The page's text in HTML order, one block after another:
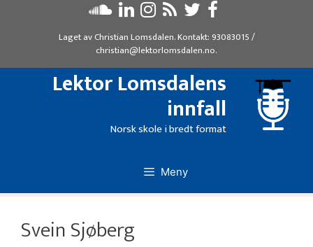
Laget avChristian Lomsdalen. Kontakt: 93083015/
christian@lektorlomsdalen.no.
Lektor Lomsdalens
innfall
Norsk skole i bredt format
Meny
Svein Sjøberg